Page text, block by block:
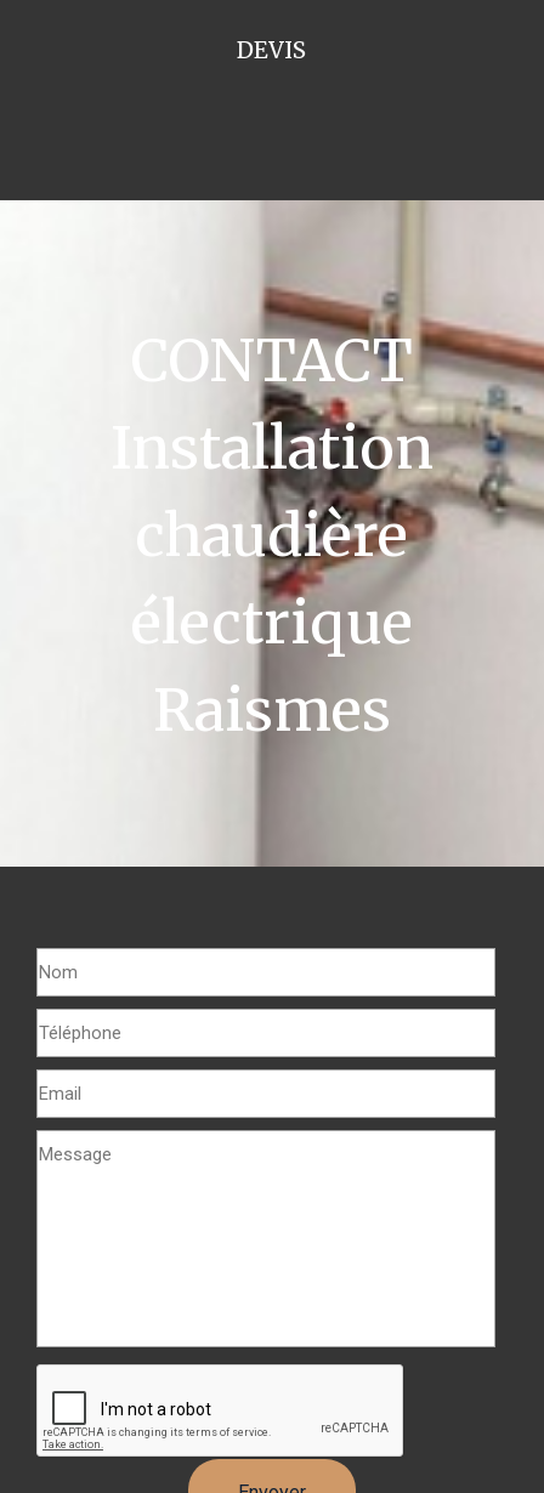
DEVIS
CONTACT
Installation
chaudière
électrique
Raismes